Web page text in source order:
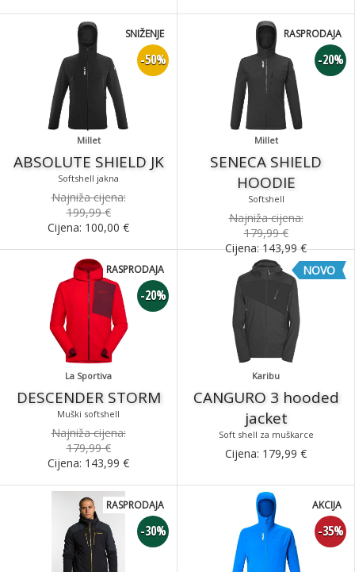
Millet
ABSOLUTE SHIELD JK
Softshell jakna
-50%
SNIŽENJE
Najniža cijena:
199,99 €
Cijena: 100,00 €
Millet
SENECA SHIELD
HOODIE
Softshell
-20%
RASPRODAJA
Najniža cijena:
179,99 €
Cijena:143,99€
La Sportiva
DESCENDER STORM
Muški softshell
-20%
RASPRODAJA
Najniža cijena:
179,99 €
Cijena: 143,99 €
Karibu
CANGURO 3 hooded
jacket
Soft shell za muškarce
NOVO
Cijena: 179,99 €
-30%
RASPRODAJA
-35%
AKCIJA